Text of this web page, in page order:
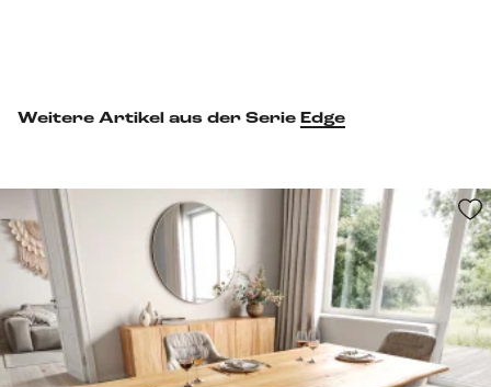
Weitere Artikel aus der Serie Edge